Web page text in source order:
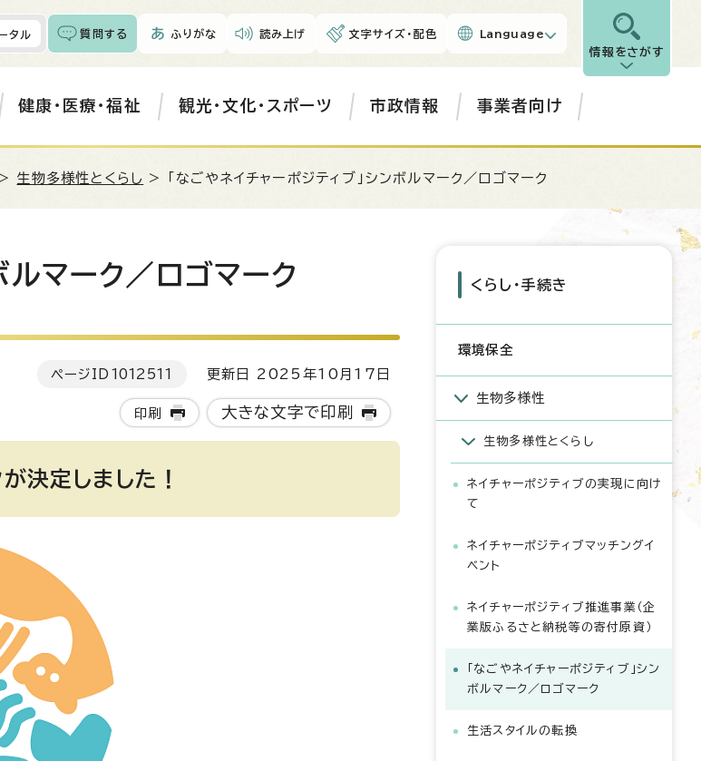
タル 質問する ふりがな 読み上げ 文字サイズ・配色 Language
情報をさがす
健康・医療・福祉 観光・文化・スポーツ 市政情報 事業者向け
> 生物多様性とくらし > 「なごやネイチャーポジティブ」シンボルマーク／ロゴマーク
ルマーク／ロゴマーク
ページID 1012511 更新日 2025年10月17日
印刷 大きな文字で印刷
決定しました！
くらし・手続き
環境保全
生物多様性
生物多様性とくらし
ネイチャーポジティブの実現に向け
て
ネイチャーポジティブマッチングイ
ベント
ネイチャーポジティブ推進事業（企
業版ふるさと納税等の寄付原資）
「なごやネイチャーポジティブ」シン
ボルマーク／ロゴマーク
生活スタイルの転換